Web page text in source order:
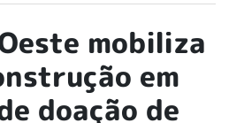
mobiliza
em
doação de